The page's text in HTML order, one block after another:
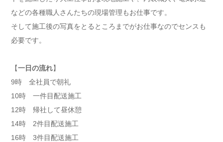
などの各種職人さんたちの現場管理もお仕事です。
そして施工後の写真をとるところまでがお仕事なのでセンスも
必要です。
【一日の流れ】
9時 全社員で朝礼
10時 一件目配送施工
12時 帰社して昼休憩
14時 2件目配送施工
16時 3件目配送施工